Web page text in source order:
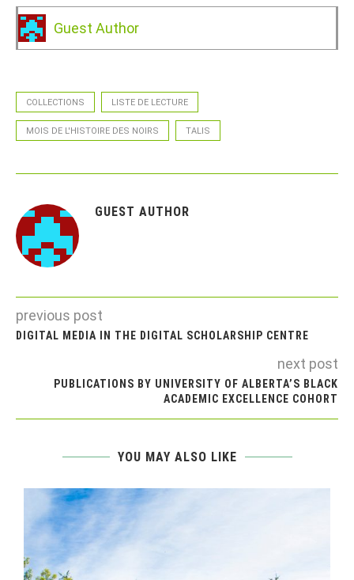
Guest Author
COLLECTIONS LISTE DE LECTURE
MOIS DE L'HISTOIRE DES NOIRS TALIS
GUEST AUTHOR
previous post
DIGITAL MEDIA IN THE DIGITAL SCHOLARSHIP CENTRE
next post
PUBLICATIONS BY UNIVERSITY OF ALBERTA’S BLACK
ACADEMIC EXCELLENCE COHORT
YOU MAY ALSO LIKE